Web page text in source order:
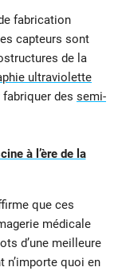
fabrication
capteurs sont
de la
ultraviolette
des semi-
à l’ère de la
que ces
médicale
d’une meilleure
n’importe quoi en